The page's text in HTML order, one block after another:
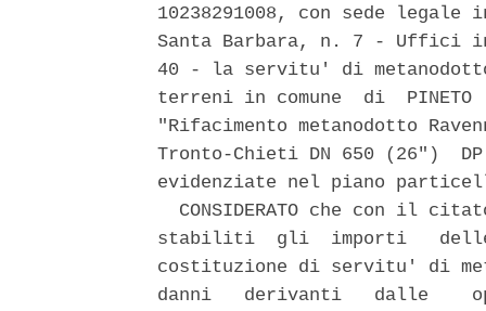
10238291008, con sede
Santa Barbara, n. 7 - Uffici
40 - la servitu' di
terreni in comune  di
"Rifacimento metanodotto
Tronto-Chieti DN 650 (26")
evidenziate nel piano
CONSIDERATO che con il
stabiliti  gli  importi
costituzione di servitu' di
danni   derivanti   dalle